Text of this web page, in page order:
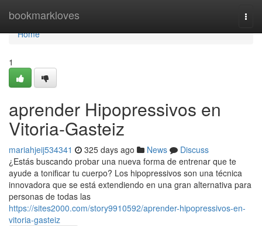
bookmarkloves
Home
Home
1
aprender Hipopressivos en
Vitoria-Gasteiz
mariahjeij534341 325 days ago News
Discuss
¿Estás buscando probar una nueva forma de entrenar que te
ayude a tonificar tu cuerpo? Los hipopressivos son una técnica
innovadora que se está extendiendo en una gran alternativa para
personas de todas las
https://sites2000.com/story9910592/aprender-hipopressivos-en-
vitoria-gasteiz